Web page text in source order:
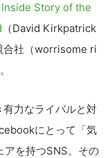
Story of the
（David Kirkpatrick
合社（worrisome ri
力なライバルと対
にとって「気
アを持つSNS。その